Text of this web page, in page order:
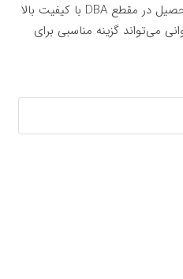
خود را ارتقا دهند. اگر به دنبال تحصیل در مقطع DBA با کیفیت بالا
می‌تواند گزینه مناسبی برای